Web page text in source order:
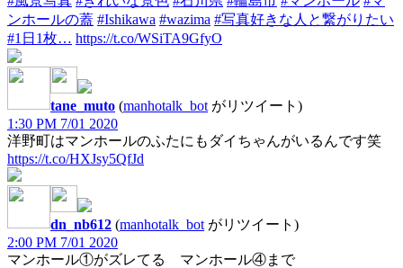
ンホールの蓋 #Ishikawa #wazima #写真好きな人と繋がりたい
#1日1枚… https://t.co/WSiTA9GfyO
tane_muto (manhotalk_bot がリツイート)
1:30 PM 7/01 2020
洋野町はマンホールのふたにもダイちゃんがいるんです笑
https://t.co/HXJsy5QfJd
dn_nb612 (manhotalk_bot がリツイート)
2:00 PM 7/01 2020
マンホール①がズレてる マンホール④まで